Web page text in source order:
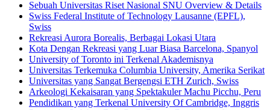
Sebuah Universitas Riset Nasional SNU Overview & Details
Swiss Federal Institute of Technology Lausanne (EPFL),
Swiss
Rekreasi Aurora Borealis, Berbagai Lokasi Utara
Kota Dengan Rekreasi yang Luar Biasa Barcelona, Spanyol
University of Toronto ini Terkenal Akademisnya
Universitas Terkemuka Columbia University, Amerika Serikat
Universitas yang Sangat Bergengsi ETH Zurich, Swiss
Arkeologi Kekaisaran yang Spektakuler Machu Picchu, Peru
Pendidikan yang Terkenal University Of Cambridge, Inggris